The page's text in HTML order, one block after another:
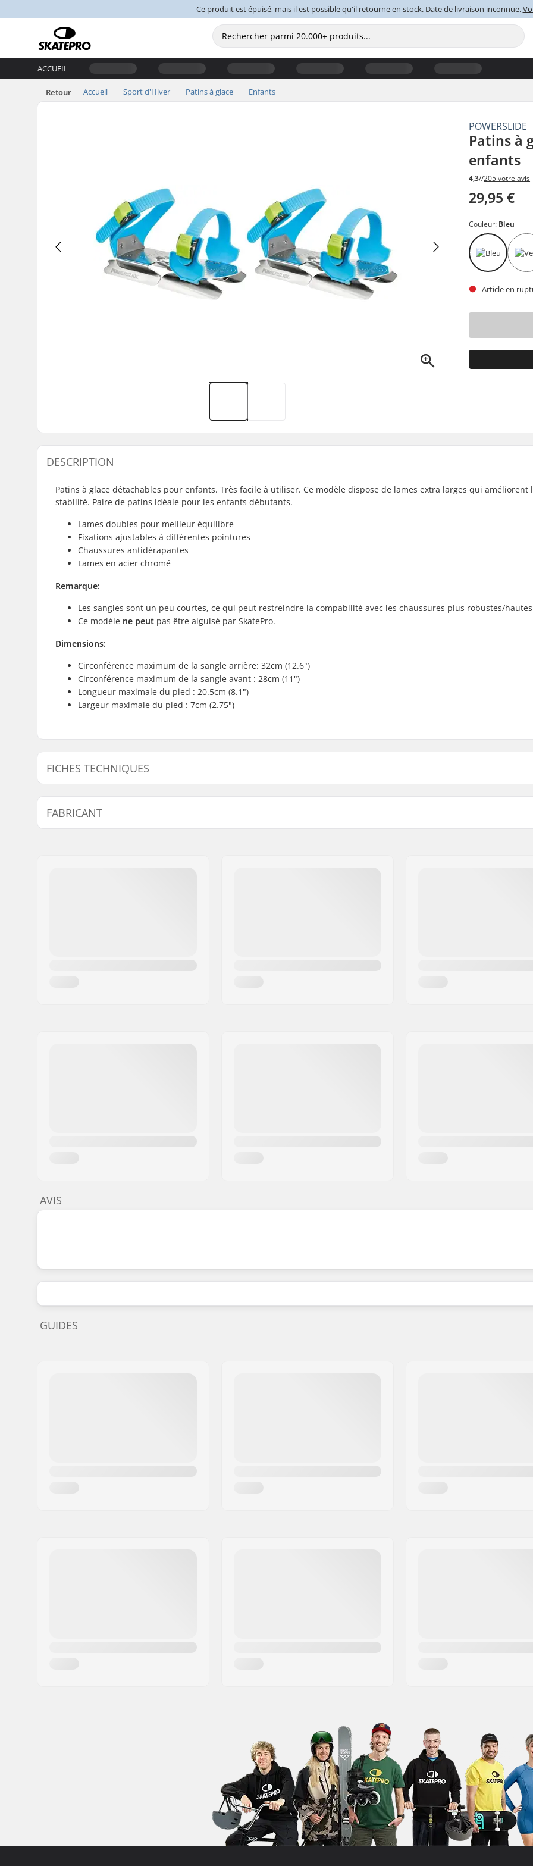
Ce produit est épuisé, mais il est possible qu'il retourne en stock. Date de livraison inconnue.
ACCUEIL
Retour Accueil Sport d'Hiver Patins à glace Enfants
POWERSLIDE
Patins à
enfants
4,3//205 votre avis
29,95 €
Couleur: Bleu
Article en
DESCRIPTION
Patins à glace détachables pour enfants. Très facile à utiliser. Ce modèle dispose de lames extra larges qui améliorent
stabilité. Paire de patins idéale pour les enfants débutants.
Lames doubles pour meilleur équilibre
Fixations ajustables à différentes pointures
Chaussures antidérapantes
Lames en acier chromé
Remarque:
Les sangles sont un peu courtes, ce qui peut restreindre la compabilité avec les chaussures plus robustes/
Ce modèle ne peut pas être aiguisé par SkatePro.
Dimensions:
Circonférence maximum de la sangle arrière: 32cm (12.6")
Circonférence maximum de la sangle avant : 28cm (11")
Longueur maximale du pied : 20.5cm (8.1")
Largeur maximale du pied : 7cm (2.75")
FICHES TECHNIQUES
Taille ajustable:
Oui
Types de botte:
Matériaux de la lame:
Acier inoxydable
Blade sharpening:
FABRICANT
AVIS
GUIDES